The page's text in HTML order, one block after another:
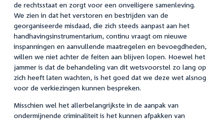
de rechtsstaat en zorgt voor een onveiligere samenleving.
We zien in dat het verstoren en bestrijden van de
georganiseerde misdaad, die zich steeds aanpast aan het
handhavingsinstrumentarium, continu vraagt om nieuwe
inspanningen en aanvullende maatregelen en bevoegdheden,
willen we niet achter de feiten aan blijven lopen. Hoewel het
jammer is dat de behandeling van dit wetsvoorstel zo lang op
zich heeft laten wachten, is het goed dat we deze wet alsnog
voor de verkiezingen kunnen bespreken.
Misschien wel het allerbelangrijkste in de aanpak van
ondermijnende criminaliteit is het kunnen afpakken van